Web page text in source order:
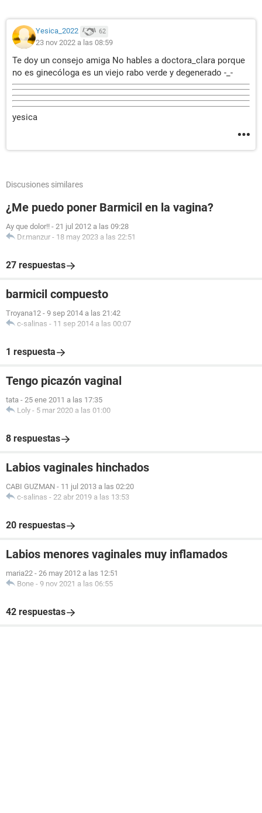
Yesica_2022 62
23 nov 2022 a las 08:59
Te doy un consejo amiga No hables a doctora_clara porque
no es ginecóloga es un viejo rabo verde y degenerado -_-
yesica
Discusiones similares
¿Me puedo poner Barmicil en la vagina?
Ay que dolor!! - 21 jul 2012 a las 09:28
Dr.manzur - 18 may 2023 a las 22:51
27 respuestas
barmicil compuesto
Troyana12 - 9 sep 2014 a las 21:42
c-salinas - 11 sep 2014 a las 00:07
1 respuesta
Tengo picazón vaginal
tata - 25 ene 2011 a las 17:35
Loly - 5 mar 2020 a las 01:00
8 respuestas
Labios vaginales hinchados
CABI GUZMAN - 11 jul 2013 a las 02:20
c-salinas - 22 abr 2019 a las 13:53
20 respuestas
Labios menores vaginales muy inflamados
maria22 - 26 may 2012 a las 12:51
Bone - 9 nov 2021 a las 06:55
42 respuestas